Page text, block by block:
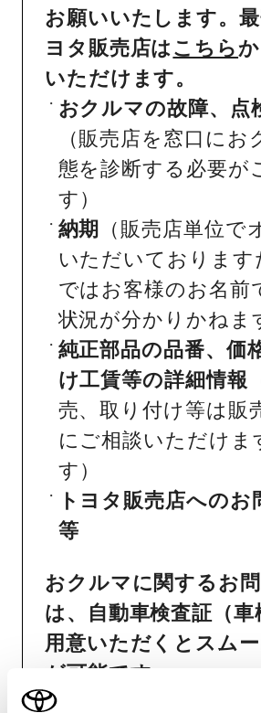
お願いいたします。
ヨタ販売店はこちら
いただけます。
おクルマの故障、点
（販売店を窓口にお
態を診断する必要が
す）
納期
（販売店単位で
いただいております
ではお客様のお名前
状況が分かりかねま
純正部品の品番、価
け工賃等の詳細情報
売、取り付け等は販
にご相談いただけま
す）
トヨタ販売店へのお
等
おクルマに関するお
は、自動車検査証（
用意いただくとスム
が可能です。